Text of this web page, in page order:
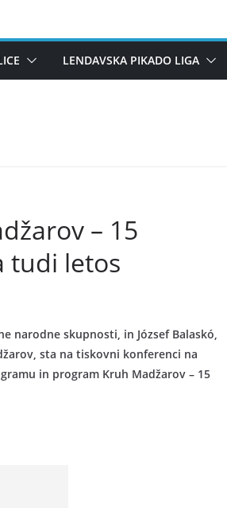
LENDAVSKA PIKADO LIGA
– 15
tudi letos
narodne skupnosti, in József Balaskó,
sta na tiskovni konferenci na
in program Kruh Madžarov – 15